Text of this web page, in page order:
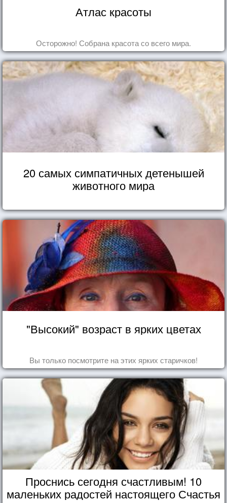
Атлас красоты
Осторожно! Собрана красота со всего мира.
20 самых симпатичных детенышей
животного мира
"Высокий" возраст в ярких цветах
Вы только посмотрите на этих ярких старичков!
Проснись сегодня счастливым! 10
маленьких радостей настоящего Счастья